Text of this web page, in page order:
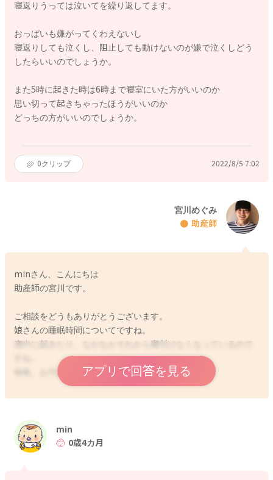
寝返りうっては泣いてを繰り返してます。
おっぱいも嫌がってくわえないし
寝返りしても泣くし、阻止しても動けないのが嫌で泣くしどう
したらいいのでしょうか。
また5時に起きた時は6時まで寝室にいた方がいいのか
思い切って起きちゃったほうがいいのか
どっちの方がいいのでしょうか。
0クリップ 2022/8/5 7:02
宮川めぐみ
助産師
minさん、こんにちは
助産師の宮川です。
ご相談をどうもありがとうございます。
娘さんの睡眠時間についてですね。
夜中に起きたり、なかなかそれから寝付けなくなっているので
毎晩、お付き合いも大変だと思います。。
その後朝起きる時間や夜の寝る時間はどうなっていますか？
朝寝の時間はいつ頃からになりますか？
アプリで回答を見る
min
0歳4カ月